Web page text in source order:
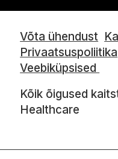
Võta ühendust
Privaatsuspoliitika
Veebiküpsised
Kõik õigused
Healthcare